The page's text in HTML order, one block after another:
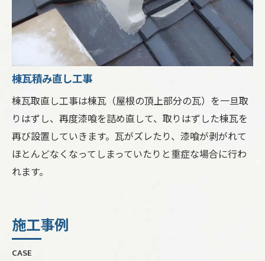
棟瓦積み直し工事
棟瓦取直し工事は棟瓦（屋根の頂上部分の瓦）を一旦取
りはずし、再度漆喰を詰め直して、取りはずした棟瓦を
再び設置していきます。瓦がズレたり、漆喰が剥がれて
ほとんどなくなってしまっていたりと重症な場合に行わ
れます。
CASE
施工事例